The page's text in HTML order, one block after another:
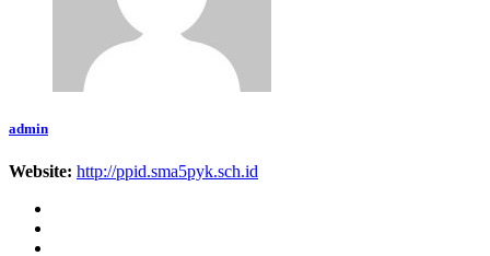
admin
Website: http://ppid.sma5pyk.sch.id